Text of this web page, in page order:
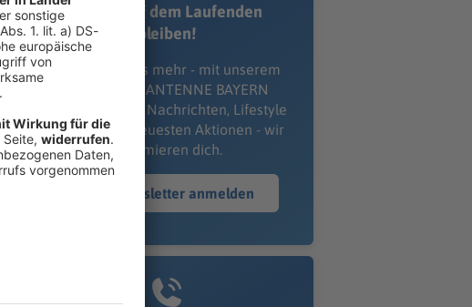
Immer auf dem Laufenden
bleiben!
Verpass' nichts mehr - mit unserem
kostenlosen ANTENNE BAYERN
Newsletter. Ob Nachrichten, Lifestyle
oder unsere neuesten Aktionen - wir
informieren dich.
Zum Newsletter anmelden